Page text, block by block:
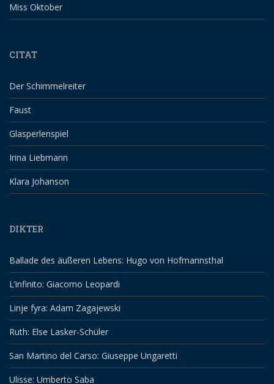
Miss Oktober
CITAT
Der Schimmelreiter
Faust
Glasperlenspiel
Irina Liebmann
Klara Johanson
DIKTER
Ballade des äußeren Lebens: Hugo von Hofmannsthal
L’infinito: Giacomo Leopardi
Linje fyra: Adam Zagajewski
Ruth: Else Lasker-Schüler
San Martino del Carso: Giuseppe Ungaretti
Ulisse: Umberto Saba